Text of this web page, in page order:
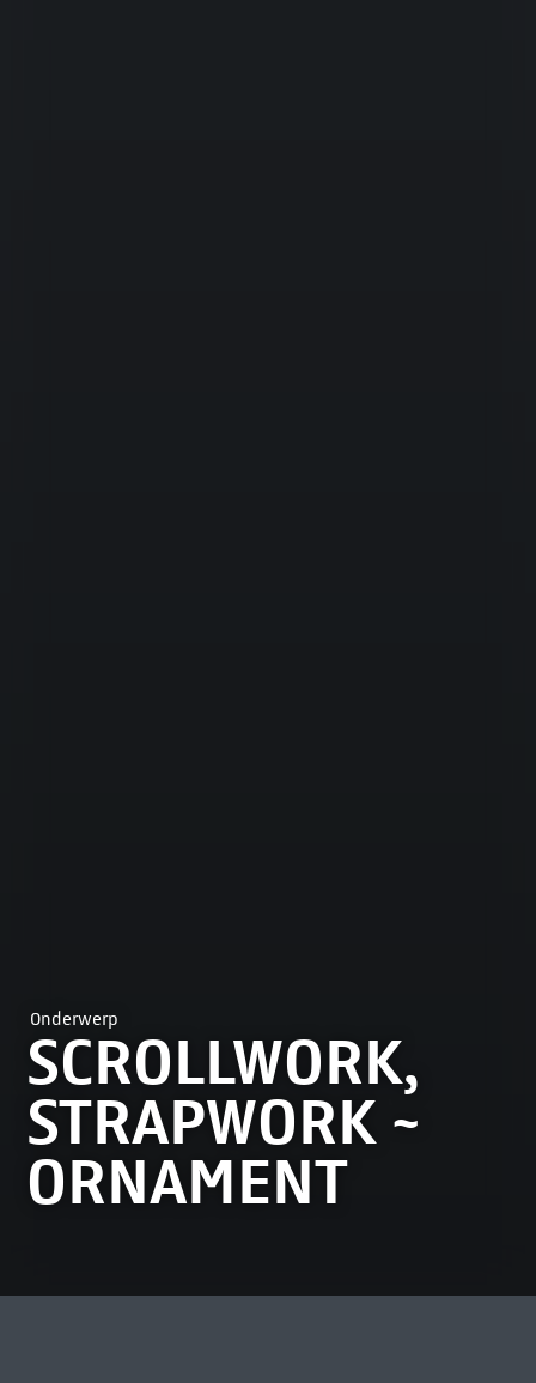
Onderwerp
SCROLLWORK,
STRAPWORK ~
ORNAMENT